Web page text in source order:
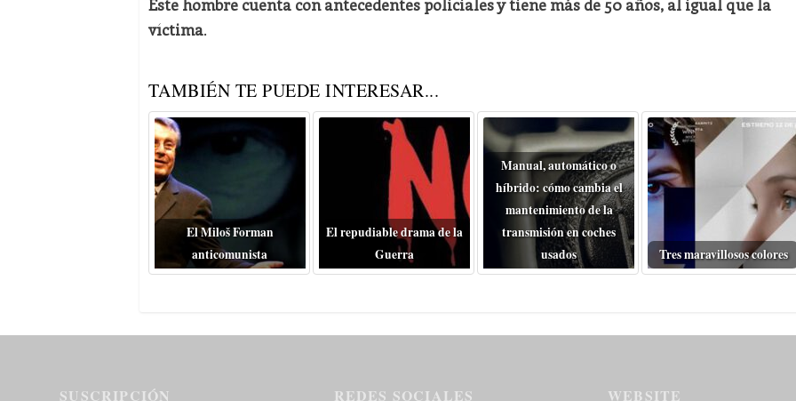
Este hombre cuenta con antecedentes policiales y tiene más de 50 años, al igual que la
víctima.
TAMBIÉN TE PUEDE INTERESAR...
El Miloš Forman
anticomunista
El repudiable drama de la
Guerra
Manual, automático o
híbrido: cómo cambia el
mantenimiento de la
transmisión en coches
usados
Tres maravillosos colores
SUSCRIPCIÓN REDES SOCIALES WEBSITE